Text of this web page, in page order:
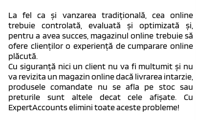
La fel ca și vanzarea tradițională, cea online
trebuie controlată, evaluată și optimizată și,
pentru a avea succes, magazinul online trebuie să
ofere clienților o experiență de cumparare online
plăcută.
Cu siguranță nici un client nu va fi multumit și nu
va revizita un magazin online dacă livrarea intarzie,
produsele comandate nu se afla pe stoc sau
preturile sunt altele decat cele afișate. Cu
ExpertAccounts elimini toate aceste probleme!